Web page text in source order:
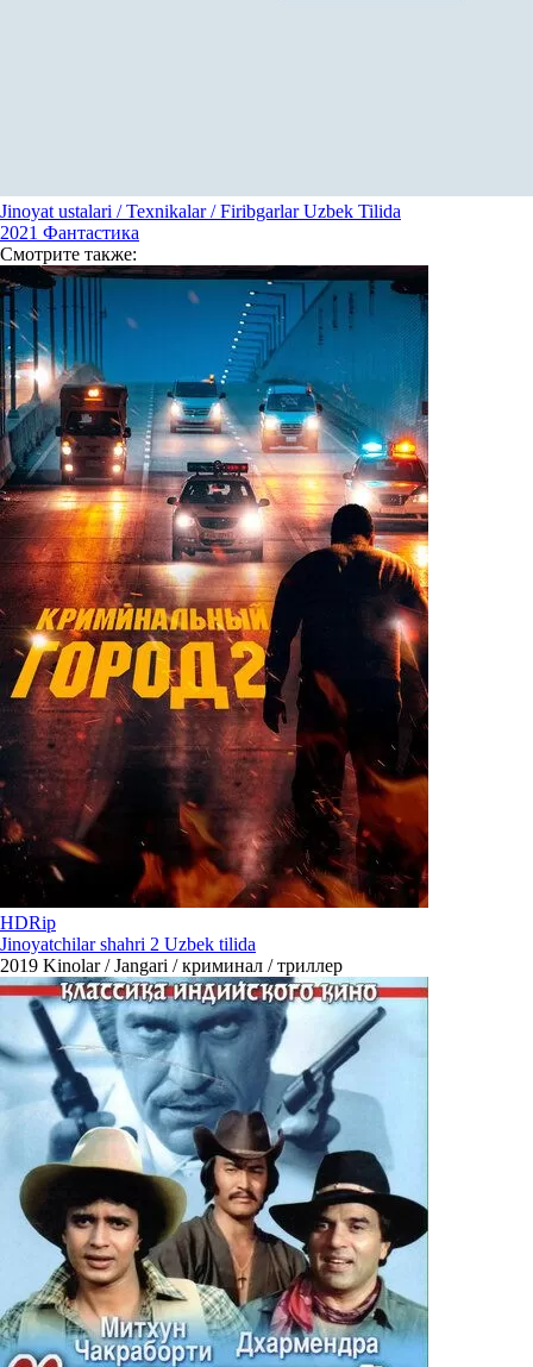
Jinoyat ustalari / Texnikalar / Firibgarlar Uzbek Tilida
2021 Фантастика
Смотрите также:
HDRip
Jinoyatchilar shahri 2 Uzbek tilida
2019 Kinolar / Jangari / криминал / триллер